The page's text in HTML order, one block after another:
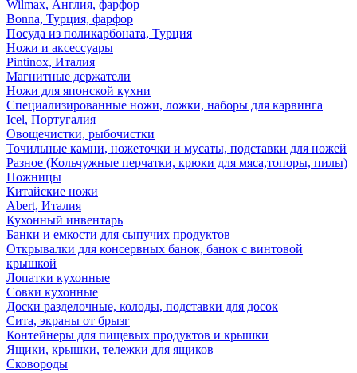
Wilmax, Англия, фарфор
Bonna, Турция, фарфор
Посуда из поликарбоната, Турция
Ножи и аксессуары
Pintinox, Италия
Магнитные держатели
Ножи для японской кухни
Специализированные ножи, ложки, наборы для карвинга
Icel, Португалия
Овощечистки, рыбочистки
Точильные камни, ножеточки и мусаты, подставки для ножей
Разное (Кольчужные перчатки, крюки для мяса,топоры, пилы)
Ножницы
Китайские ножи
Abert, Италия
Кухонный инвентарь
Банки и емкости для сыпучих продуктов
Открывалки для консервных банок, банок с винтовой
крышкой
Лопатки кухонные
Совки кухонные
Доски разделочные, колоды, подставки для досок
Сита, экраны от брызг
Контейнеры для пищевых продуктов и крышки
Ящики, крышки, тележки для ящиков
Сковороды